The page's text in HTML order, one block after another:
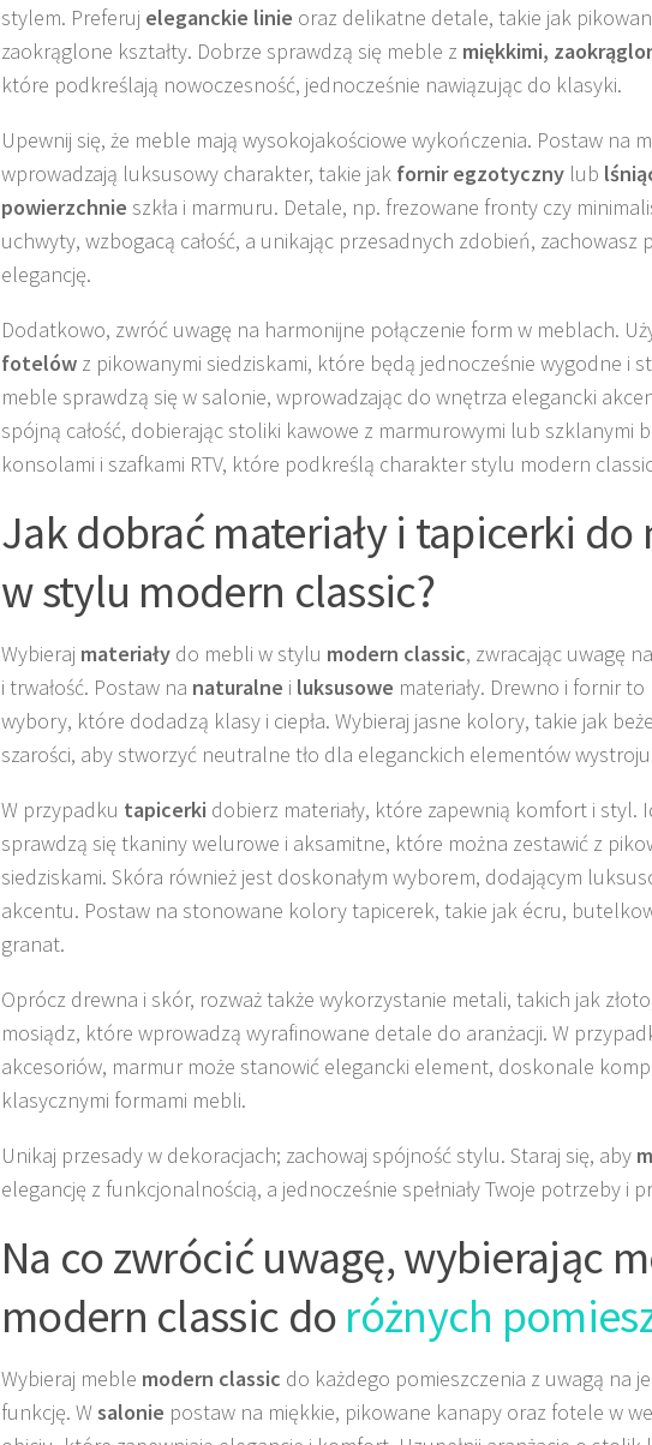
stylem. Preferuj eleganckie linie oraz delikatne detale, takie jak
zaokrąglone kształty. Dobrze sprawdzą się meble z miękkimi,
które podkreślają nowoczesność, jednocześnie nawiązując do klasyki.
Upewnij się, że meble mają wysokojakościowe wykończenia. Postaw na
wprowadzają luksusowy charakter, takie jak fornir egzotyczny lub
powierzchnie szkła i marmuru. Detale, np. frezowane fronty czy
uchwyty, wzbogacą całość, a unikając przesadnych zdobień, zachowasz
elegancję.
Dodatkowo, zwróć uwagę na harmonijne połączenie form w meblach.
fotelów z pikowanymi siedziskami, które będą jednocześnie wygodne i
meble sprawdzą się w salonie, wprowadzając do wnętrza elegancki
spójną całość, dobierając stoliki kawowe z marmurowymi lub szklanymi
konsolami i szafkami RTV, które podkreślą charakter stylu modern
Jak dobrać materiały i tapicerki do
w stylu modern classic?
Wybieraj materiały do mebli w stylu modern classic, zwracając uwagę
i trwałość. Postaw na naturalne i luksusowe materiały. Drewno i fornir
wybory, które dodadzą klasy i ciepła. Wybieraj jasne kolory, takie jak
szarości, aby stworzyć neutralne tło dla eleganckich elementów
W przypadku tapicerki dobierz materiały, które zapewnią komfort i styl.
sprawdzą się tkaniny welurowe i aksamitne, które można zestawić z
siedziskami. Skóra również jest doskonałym wyborem, dodającym
akcentu. Postaw na stonowane kolory tapicerek, takie jak écru,
granat.
Oprócz drewna i skór, rozważ także wykorzystanie metali, takich jak
mosiądz, które wprowadzą wyrafinowane detale do aranżacji. W
akcesoriów, marmur może stanowić elegancki element, doskonale
klasycznymi formami mebli.
Unikaj przesady w dekoracjach; zachowaj spójność stylu. Staraj się, aby
elegancję z funkcjonalnością, a jednocześnie spełniały Twoje potrzeby i
Na co zwrócić uwagę, wybierając
modern classic do różnych
Wybieraj meble modern classic do każdego pomieszczenia z uwagą na
funkcję. Wsalonie postaw na miękkie, pikowane kanapy oraz fotele w